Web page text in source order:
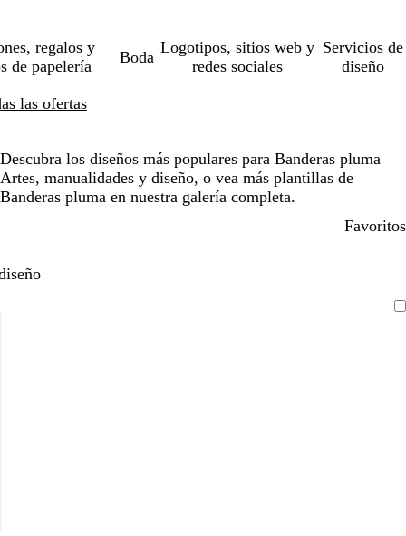
regalos y
de papelería
Boda
Logotipos, sitios web y
redes sociales
Servicios de
diseño
las ofertas
Descubra los diseños más populares para Banderas pluma
Artes, manualidades y diseño, o vea más plantillas de
Banderas pluma en nuestra galería completa.
Favoritos